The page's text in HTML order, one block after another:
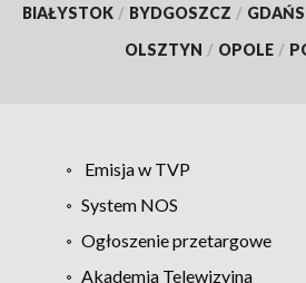
BIAŁYSTOK / BYDGOSZCZ /
OLSZTYN / OPOLE /
Emisja w TVP
System NOS
Ogłoszenie przetargowe
Akademia Telewizyjna